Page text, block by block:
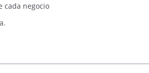
cada negocio